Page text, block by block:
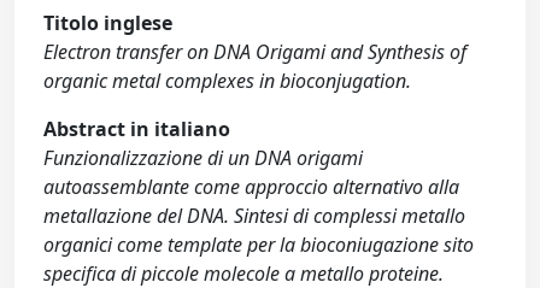
Titolo inglese
Electron transfer on DNA Origami and Synthesis of
organic metal complexes in bioconjugation.
Abstract in italiano
Funzionalizzazione di un DNA origami
autoassemblante come approccio alternativo alla
metallazione del DNA. Sintesi di complessi metallo
organici come template per la bioconiugazione sito
specifica di piccole molecole a metallo proteine.